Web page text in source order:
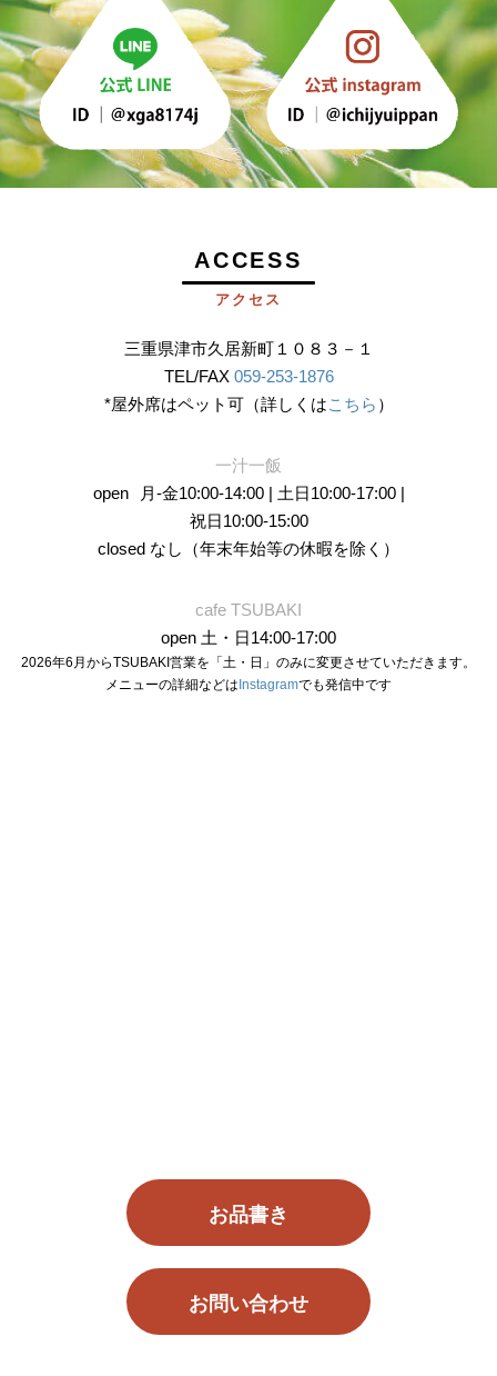
ACCESS
アクセス
三重県津市久居新町１０８３－１
TEL/FAX 059-253-1876
*屋外席はペット可（詳しくはこちら ）
一汁一飯
open
月-金10:00-14:00 | 土日10:00-17:00 |
祝日10:00-15:00
closed なし（年末年始等の休暇を除く）
cafe TSUBAKI
open 土・日14:00-17:00
2026年6月からTSUBAKI営業を「土・日」のみに変更させていただきます。
メニューの詳細などは Instagramでも発信中です
お品書き
お問い合わせ